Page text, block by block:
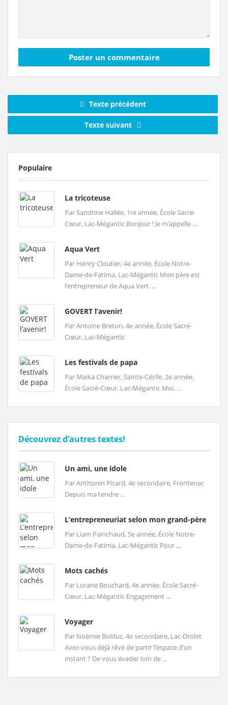
Texte précédent
Texte suivant
Populaire
La tricoteuse
Par Sandrine Hallée, 1re année, École Sacré-
Cœur, Lac-Mégantic Bonjour ! Je m’appelle ...
Aqua Vert
Par Henry Cloutier, 4e année, École Notre-
Dame-de-Fatima, Lac-Mégantic Mon père est
l’entrepreneur de Aqua Vert. ...
GOVERT l’avenir!
Par Antoine Breton, 4e année, École Sacré-
Cœur, Lac-Mégantic
Les festivals de papa
Par Maïka Charrier, Sainte-Cécile, 2e année,
École Sacré-Cœur, Lac-Mégantic Moi, ...
Découvrez d’autres textes!
Un ami, une idole
Par Anthonin Picard, 4e secondaire, Frontenac
Depuis ma tendre ...
L’entrepreneuriat selon mon grand-père
Par Liam Painchaud, 5e année, École Notre-
Dame-de-Fatima, Lac-Mégantic Pour ...
Mots cachés
Par Lorane Bouchard, 4e année, École Sacré-
Cœur, Lac-Mégantic Engagement ...
Voyager
Par Noémie Bolduc, 4e secondaire, Lac-Drolet
Avez-vous déjà rêvé de partir l’espace d’un
instant ? De vous évader loin de ...